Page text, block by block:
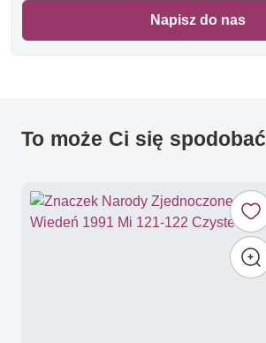
Napisz do nas
To może Ci się spodobać